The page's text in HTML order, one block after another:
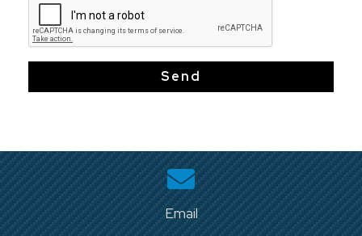
Send
Email